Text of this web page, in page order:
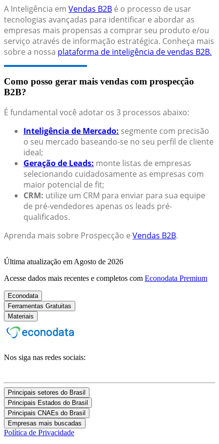
A Inteligência em Vendas B2B é o processo de usar
tecnologias avançadas para identificar e abordar as
empresas mais propensas a comprar seu produto e/ou
serviço através de informação estratégica. Conheça mais
sobre a nossa plataforma de inteligência de vendas B2B.
Como posso gerar mais vendas com prospecção
B2B?
É fundamental você adotar os 3 processos abaixo:
Inteligência de Mercado: segmente com precisão
o seu mercado baseando-se no seu perfil de cliente
ideal;
Geração de Leads: monte listas de empresas
selecionando cuidadosamente as empresas com
maior potencial de fit;
CRM: utilize um CRM para enviar para sua equipe
de pré-vendedores apenas os leads pré-
qualificados.
Aprenda mais sobre Prospecção e Vendas B2B.
Última atualização em Agosto de 2026
Acesse dados mais recentes e completos com Econodata Premium
Econodata
Ferramentas Gratuitas
Materiais
Nos siga nas redes sociais:
Principais setores do Brasil
Principais Estados do Brasil
Principais CNAEs do Brasil
Empresas mais buscadas
Política de Privacidade